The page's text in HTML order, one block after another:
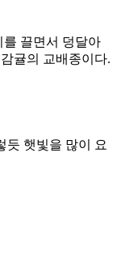
를 끌면서 덩달아
귤의 교배종이다.
듯 햇빛을 많이 요